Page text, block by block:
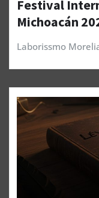
Festival
Michoacán
Laborissmo